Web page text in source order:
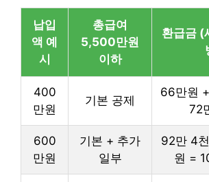
납입
액 예
시
총급여
5,500만원
이하
환급금 (
400
만원
기본 공제
66만원
72
600
만원
기본 + 추가
일부
92만 4
원 =